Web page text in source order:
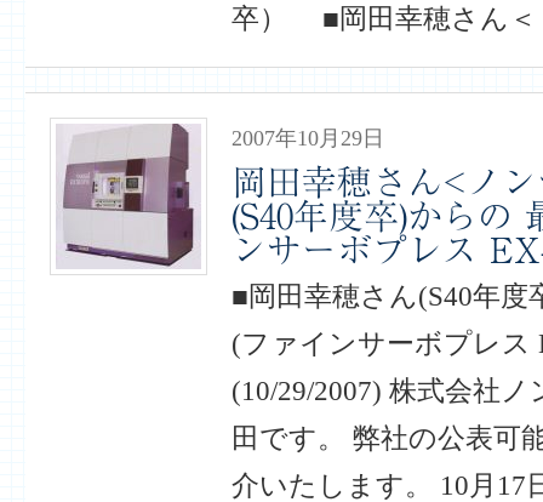
卒） ■岡田幸穂さん
2007年10月29日
岡田幸穂さん<ノ
(S40年度卒)からの
ンサーボプレス
■岡田幸穂さん(S40年度
(ファインサーボプレス
(10/29/2007) 株式会社
田です。 弊社の公表可
介いたします。 10月17